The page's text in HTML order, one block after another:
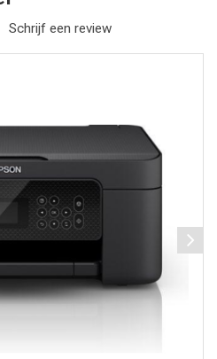
Schrijf een review